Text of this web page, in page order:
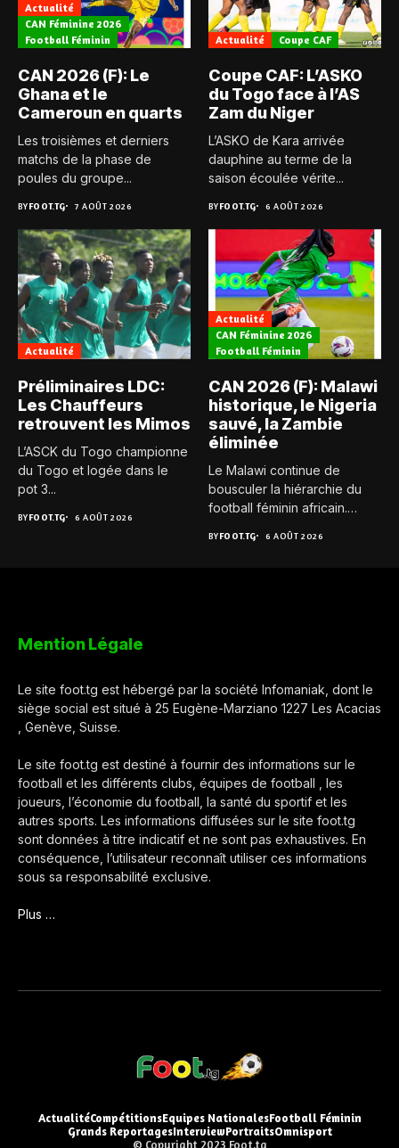
Actualité
CAN Féminine 2026
Football Féminin
CAN 2026 (F): Le
Ghana et le
Cameroun en quarts
Les troisièmes et derniers
matchs de la phase de
poules du groupe...
BYFOOT.TG 7 AOÛT 2026
Actualité Coupe CAF
Coupe CAF: L’ASKO
du Togo face à l’AS
Zam du Niger
L’ASKO de Kara arrivée
dauphine au terme de la
saison écoulée vérite...
BYFOOT.TG 6 AOÛT 2026
Actualité
Préliminaires LDC:
Les Chauffeurs
retrouvent les Mimos
L’ASCK du Togo championne
du Togo et logée dans le
pot 3...
BYFOOT.TG 6 AOÛT 2026
Actualité
CAN Féminine 2026
Football Féminin
CAN 2026 (F): Malawi
historique, le Nigeria
sauvé, la Zambie
éliminée
Le Malawi continue de
bousculer la hiérarchie du
football féminin africain.
BYFOOT.TG 6 AOÛT 2026
Mention Légale
Le site foot.tg est hébergé par la société Infomaniak, dont le
siège social est situé à 25 Eugène-Marziano 1227 Les Acacias
, Genève, Suisse.
Le site foot.tg est destiné à fournir des informations sur le
football et les différents clubs, équipes de football , les
joueurs, l’économie du football, la santé du sportif et les
autres sports. Les informations diffusées sur le site foot.tg
sont données à titre indicatif et ne sont pas exhaustives. En
conséquence, l’utilisateur reconnaît utiliser ces informations
sous sa responsabilité exclusive.
Plus …
ActualitéCompétitionsEquipes NationalesFootball Féminin
Grands ReportagesInterviewPortraitsOmnisport
© Copyright 2023 Foot.tg